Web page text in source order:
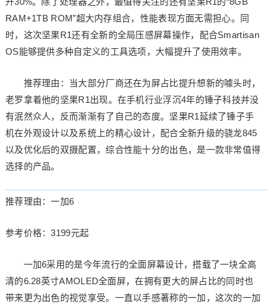
RAM+1TB ROM”超大内存组合，性能表现方面无需担心。同
时，这次坚果R1还有全新的全局压感屏幕操作，配合Smartisan
OS能够提供多种自定义的工具选项，大幅提升了使用效率。
推荐理由：当大部分厂商还在为屏占比提升想新的噱头时，
老罗拿着他的坚果R1出现。在手机行业浮沉4年的锤子科技并没
有泯然众人，反而渐渐有了自己的态度。坚果R1延续了锤子手
机在外观设计以及系统上的精心设计，配合全新升级的骁龙845
以及优化后的双摄配置，综合性能十分的出色，是一款非常值得
选择的产品。
推荐理由：一加6
参考价格：3199元起
一加6采用的是今年流行的全面屏幕设计，搭载了一块全高
清的6.28英寸AMOLED全面屏，在拥有更大的屏占比的同时也
带来更为出色的视觉享受。一直以手感著称的一加，这次的一加